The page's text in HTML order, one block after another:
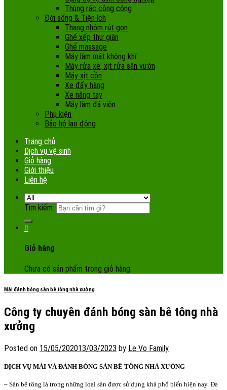
Thùng rác công cộng
Đời sống & Tiện ích
Thang nhôm rút gọn
Ghế xếp thư giãn
Ghế massage
Máy làm mát không khí
Máy rửa xe, xịt rửa sân vườn
Máy xịt cồn
Xe đẩy hàng
Xe nâng tay
Máy làm đá viên
Phụ kiện
Bảo hộ lao động
Trang chủ
Dịch vụ vệ sinh
Giỏ hàng
Giới thiệu
Liên hệ
Tìm kiếm:
0
Giỏ hàng
Chưa có sản phẩm trong giỏ hàng.
Mài đánh bóng sàn bê tông nhà xưởng
Công ty chuyên đánh bóng sàn bê tông nhà
xưởng
Posted on 15/05/202013/03/2023 by Le Vo Family
DỊCH VỤ MÀI VÀ ĐÁNH BÓNG SÀN BÊ TÔNG NHÀ XƯỞNG
– Sàn bê tông là trong những loại sàn được sử dụng khá phổ biến hiện nay. Đa